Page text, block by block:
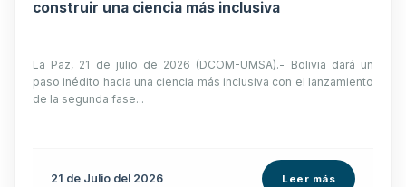
construir una ciencia más inclusiva
La Paz, 21 de julio de 2026 (DCOM-UMSA).- Bolivia dará un
paso inédito hacia una ciencia más inclusiva con el lanzamiento
de la segunda fase...
21 de Julio del 2026 Leer más